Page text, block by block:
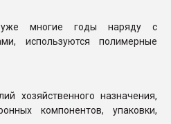
многие годы наряду с
используются полимерные
хозяйственного назначения,
компонентов, упаковки,